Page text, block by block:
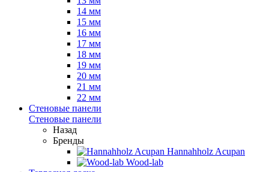
14 мм
15 мм
16 мм
17 мм
18 мм
19 мм
20 мм
21 мм
22 мм
Стеновые панели
Стеновые панели
Назад
Бренды
Hannahholz Acupan
Wood-lab